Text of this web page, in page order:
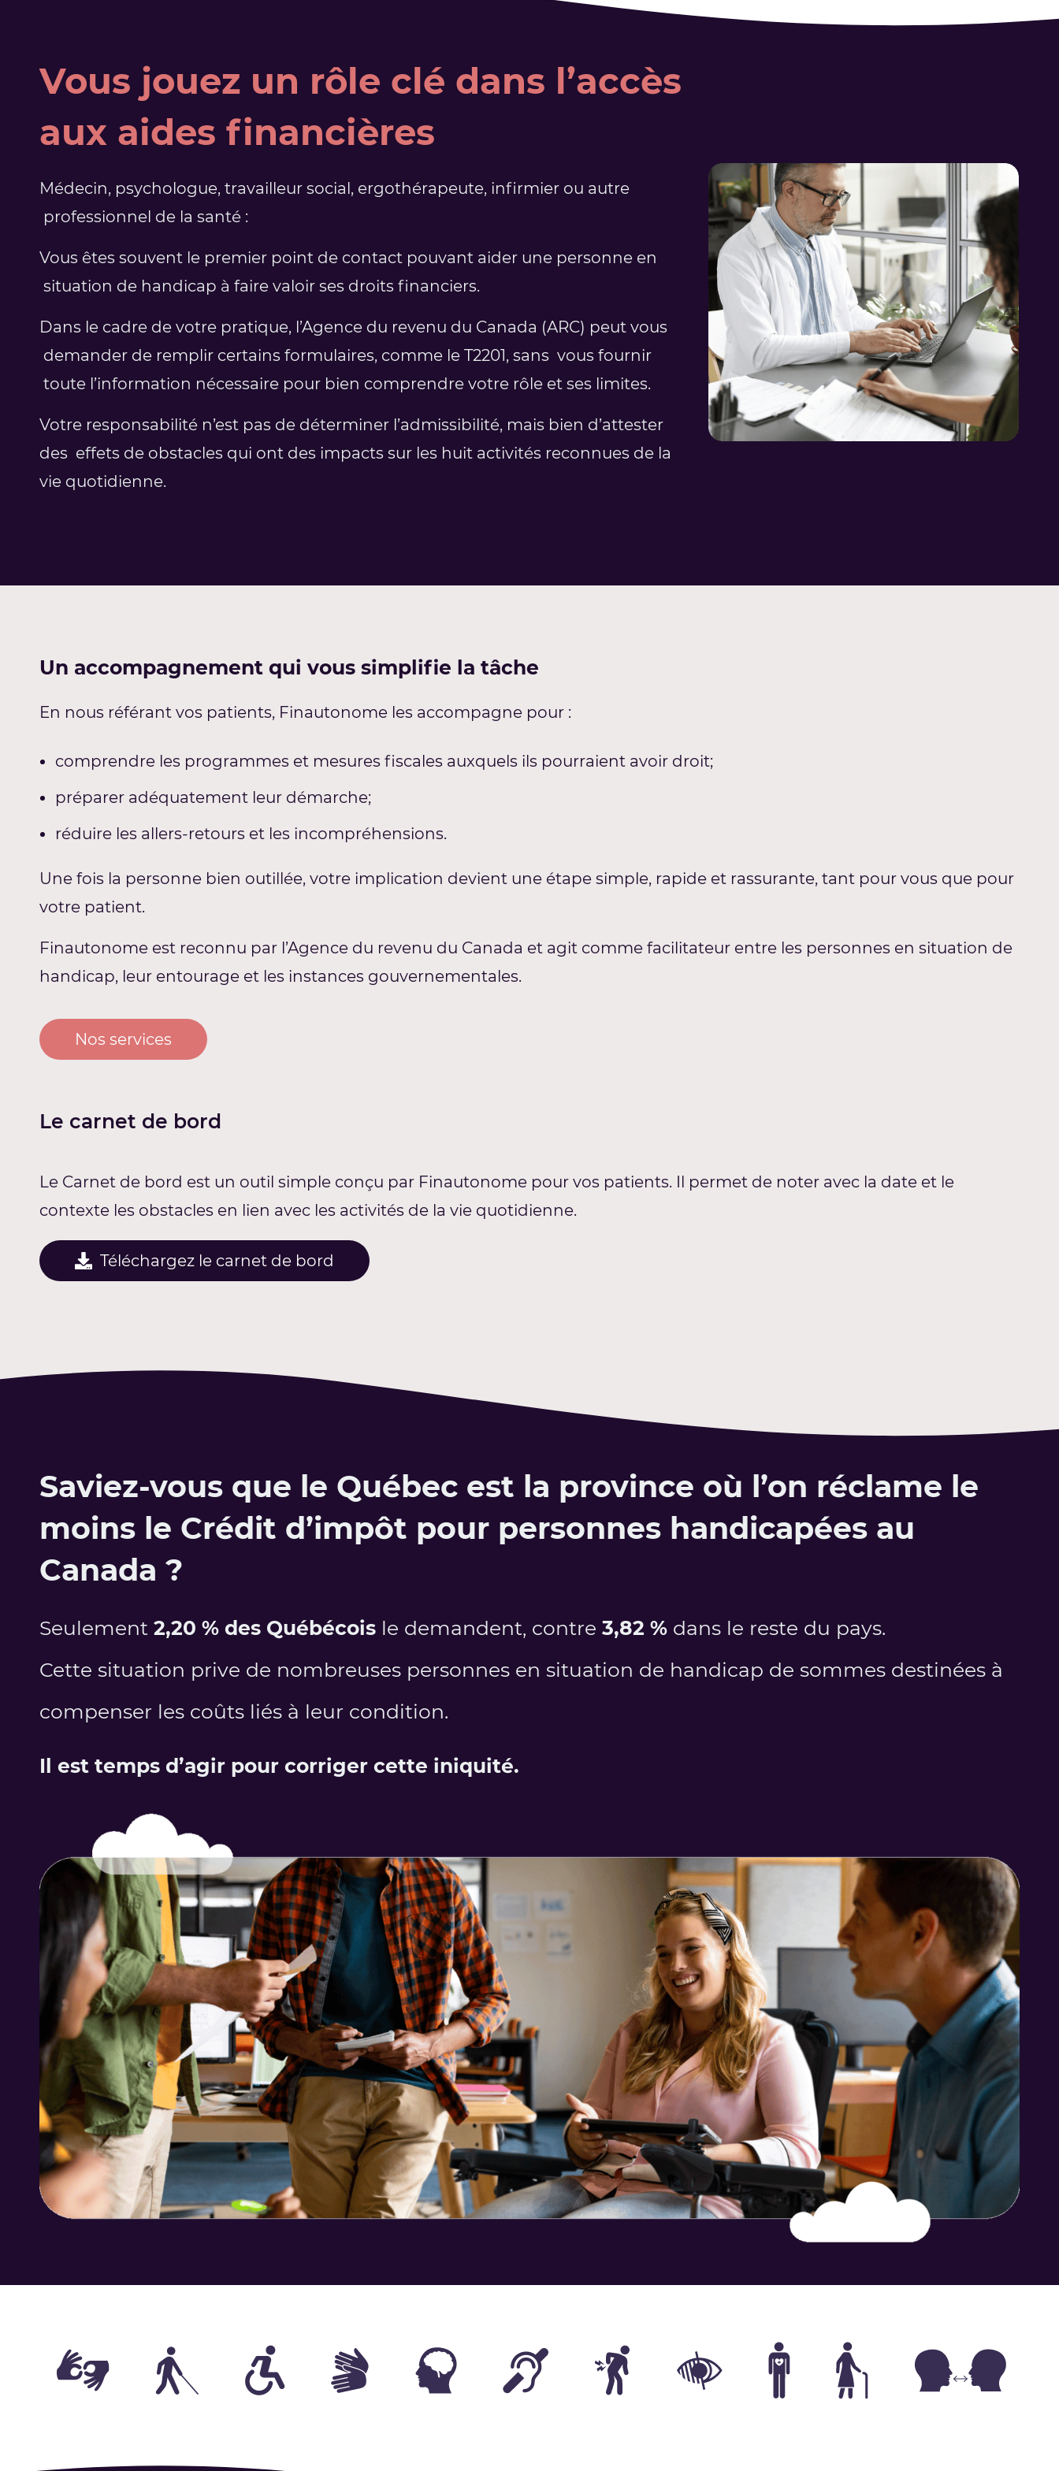
Vous jouez un rôle clé dans l’accès
aux aides financières
Médecin, psychologue, travailleur social, ergothérapeute, infirmier ou autre
professionnel de la santé :
Vous êtes souvent le premier point de contact pouvant aider une personne en
situation de handicap à faire valoir ses droits financiers.
Dans le cadre de votre pratique, l’Agence du revenu du Canada (ARC) peut vous
demander de remplir certains formulaires, comme le T2201, sans vous fournir
toute l’information nécessaire pour bien comprendre votre rôle et ses limites.
Votre responsabilité n’est pas de déterminer l’admissibilité, mais bien d’attester
des effets de obstacles qui ont des impacts sur les huit activités reconnues de la
vie quotidienne.
Un accompagnement qui vous simplifie la tâche
En nous référant vos patients, Finautonome les accompagne pour :
comprendre les programmes et mesures fiscales auxquels ils pourraient avoir droit;
préparer adéquatement leur démarche;
réduire les allers-retours et les incompréhensions.
Une fois la personne bien outillée, votre implication devient une étape simple, rapide et rassurante, tant pour vous que pour
votre patient.
Finautonome est reconnu par l’Agence du revenu du Canada et agit comme facilitateur entre les personnes en situation de
handicap, leur entourage et les instances gouvernementales.
Nos services
Le carnet de bord
Le Carnet de bord est un outil simple conçu par Finautonome pour vos patients. Il permet de noter avec la date et le
contexte les obstacles en lien avec les activités de la vie quotidienne.
Téléchargez le carnet de bord
Saviez-vous que le Québec est la province où l’on réclame le
moins le Crédit d’impôt pour personnes handicapées au
Canada ?
Seulement 2,20 % des Québécois le demandent, contre 3,82 % dans le reste du pays.
Cette situation prive de nombreuses personnes en situation de handicap de sommes destinées à
compenser les coûts liés à leur condition.
Il est temps d’agir pour corriger cette iniquité.